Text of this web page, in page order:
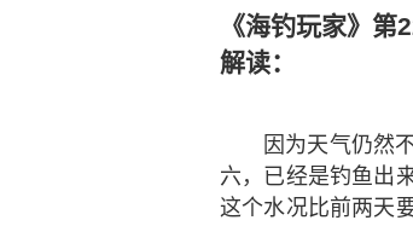
《海钓玩家》
解读：
因为天气仍然
六，已经是钓鱼出
这个水况比前两天